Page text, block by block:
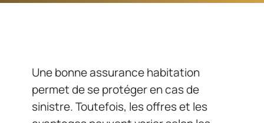
Une bonne assurance habitation
permet de se protéger en cas de
sinistre. Toutefois, les offres et les